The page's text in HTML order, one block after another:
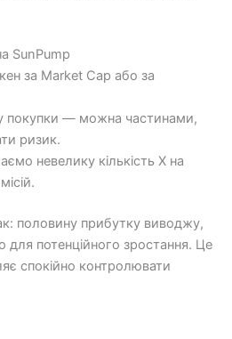
SunPump
за Market Cap або за
покупки — можна частинами,
ризик.
невелику кількість X на
половину прибутку виводжу,
потенційного зростання. Це
спокійно контролювати